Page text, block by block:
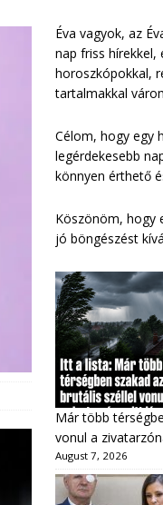
Éva vagyok, az
nap friss hírekkel,
horoszkópokkal,
tartalmakkal
Célom, hogy egy
legérdekesebb
könnyen érthető
Köszönöm, hogy
jó böngészést
Már több
vonul a
August 7, 2026